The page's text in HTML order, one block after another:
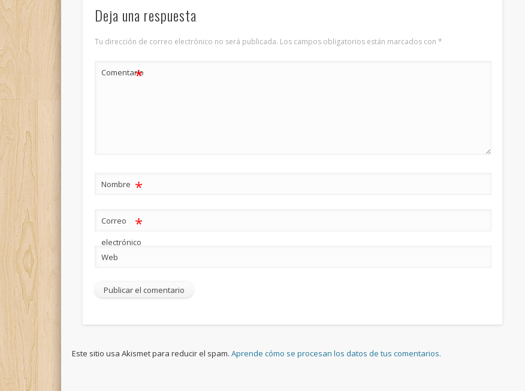
Deja una respuesta
Tu dirección de correo electrónico no será publicada. Los campos obligatorios están marcados con*
Comentario
*
Nombre *
Correo
electrónico
*
Web
Este sitio usa Akismet para reducir el spam.Aprende cómo se procesan los datos de tus comentarios.